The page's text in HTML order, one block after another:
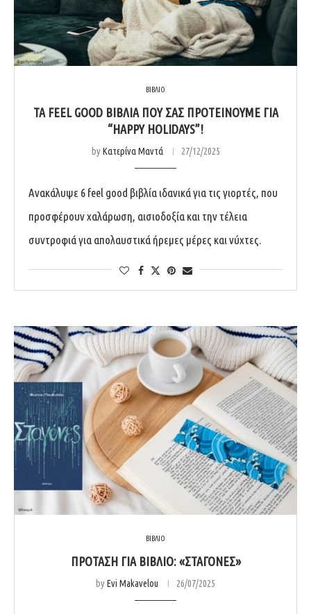
ΒΙΒΛΙΟ
ΤΑ FEEL GOOD ΒΙΒΛΊΑ ΠΟΥ ΣΑΣ ΠΡΟΤΕΊΝΟΥΜΕ ΓΙΑ
“HAPPY HOLIDAYS”!
byΚατερίνα Μαντά 27/12/2025
Ανακάλυψε 6 feel good βιβλία ιδανικά για τις γιορτές, που
προσφέρουν χαλάρωση, αισιοδοξία και την τέλεια
συντροφιά για απολαυστικά ήρεμες μέρες και νύχτες.
ΒΙΒΛΙΟ
ΠΡΌΤΑΣΗ ΓΙΑ ΒΙΒΛΊΟ: «ΣΤΑΓΌΝΕΣ»
byEvi Makavelou 26/07/2025